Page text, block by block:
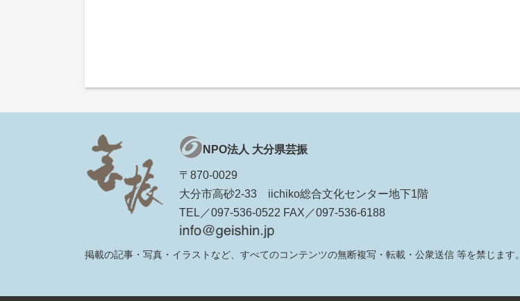
NPO法人 大分県芸振
〒870-0029
大分市高砂2-33 iichiko総合文化センター地下1階
TEL／097-536-0522 FAX／097-536-6188
掲載の記事・写真・イラストなど、すべてのコンテンツの無断複写・転載・公衆送信 等を禁じます。